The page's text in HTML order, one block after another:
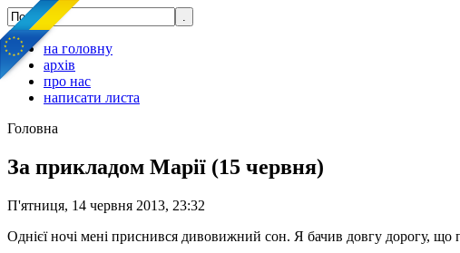
на головну
архів
про нас
написати листа
Головна
За прикладом Марії (15 червня)
П'ятниця, 14 червня 2013, 23:32
Однієї ночі мені приснився дивовижний сон. Я бачив довгу дорогу, що